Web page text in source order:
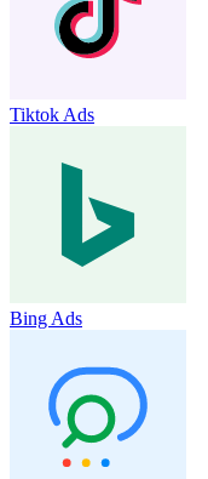
Tiktok Ads
Bing Ads